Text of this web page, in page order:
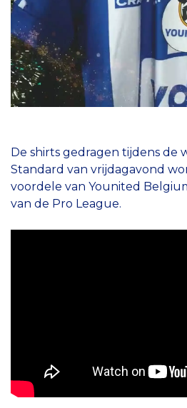
De shirts gedragen tijdens de
Standard van vrijdagavond
voordele van Younited
van de Pro League.